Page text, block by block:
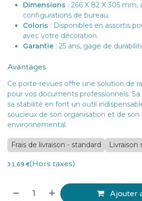
Dimensions : 266 X 82 X 305
configurations de bureau.
Coloris : Disponibles en assortis
avec votre décoration.
Garantie : 25 ans, gage de
Avantages
Ce porte-revues offre une solution de
pour vos documents professionnels.
sa stabilité en font un outil
soucieux de son organisation et de
environnemental.
Frais de livraison - standard Livraison
31,69 €(Hors taxes)
Ajouter